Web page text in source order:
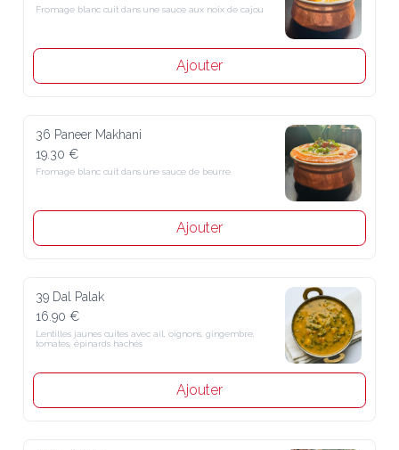
Fromage blanc cuit dans une sauce aux noix de cajou
Ajouter
36 Paneer Makhani
19.30 €
Fromage blanc cuit dans une sauce de beurre
Ajouter
39 Dal Palak
16.90 €
Lentilles jaunes cuites avec ail, oignons, gingembre, tomates,
épinards hachés
Ajouter